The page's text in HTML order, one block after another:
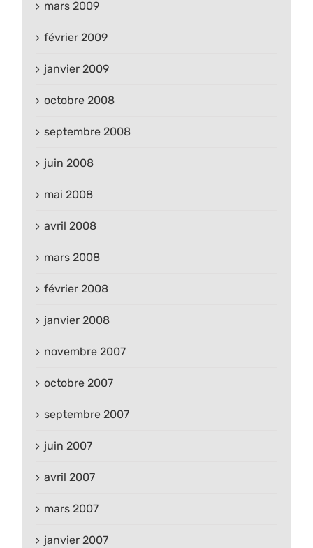
mars 2009
février 2009
janvier 2009
octobre 2008
septembre 2008
juin 2008
mai 2008
avril 2008
mars 2008
février 2008
janvier 2008
novembre 2007
octobre 2007
septembre 2007
juin 2007
avril 2007
mars 2007
janvier 2007